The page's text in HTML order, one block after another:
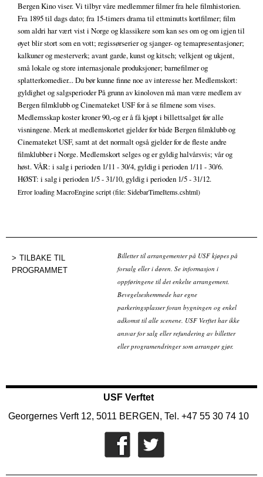
Bergen Kino viser. Vi tilbyr våre medlemmer filmer fra hele filmhistorien.
Fra 1895 til dags dato; fra 15-timers drama til ettminutts kortfilmer; film
som aldri har vært vist i Norge og klassikere som kan ses om og om igjen til
øyet blir stort som en vott; regissørserier og sjanger- og temapresentasjoner;
kalkuner og mesterverk; avant garde, kunst og kitsch; velkjent og ukjent,
små lokale og store internasjonale produksjoner; barnefilmer og
splatterkomedier... Du bør kunne finne noe av interesse her. Medlemskort:
gyldighet og salgsperioder På grunn av kinoloven må man være medlem av
Bergen filmklubb og Cinemateket USF for å se filmene som vises.
Medlemsskap koster kroner 90,-og er å få kjøpt i billettsalget før alle
visningene. Merk at medlemskortet gjelder for både Bergen filmklubb og
Cinemateket USF, samt at det normalt også gjelder for de fleste andre
filmklubber i Norge. Medlemskort selges og er gyldig halvårsvis; vår og
høst. VÅR: i salg i perioden 1/11 - 30/4, gyldig i perioden 1/11 - 30/6.
HØST: i salg i perioden 1/5 - 31/10, gyldig i perioden 1/5 - 31/12.
Error loading MacroEngine script (file: SidebarTimeItems.cshtml)
TILBAKE TIL
PROGRAMMET
Billetter til arrangementer på USF kjøpes på
forsalg eller i døren. Se informasjon i
oppføringene til det enkelte arrangement.
Bevegelseshemmede har egne
parkeringsplasser foran bygningen og enkel
adkomst til alle scenene. USF Verftet har ikke
ansvar for salg eller refundering av billetter
eller programendringer som arrangør gjør.
USF Verftet
Georgernes Verft 12, 5011 BERGEN, Tel. +47 55 30 74 10